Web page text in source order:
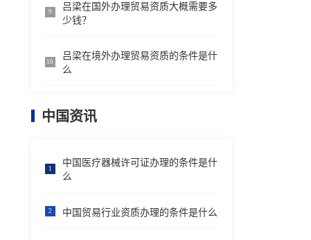
9
吕梁在国外办理贸易资质大概需要多
少钱？
10
吕梁在境外办理贸易资质的条件是什
么
中国资讯
1
中国医疗器械许可证办理的条件是什
么
2 中国贸易行业资质办理的条件是什么